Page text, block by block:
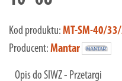
Kod produktu: MT-SM-40/
Producent: Mantar
Opis do SIWZ - Przetargi